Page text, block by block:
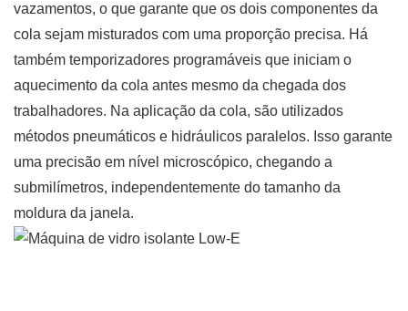
vazamentos, o que garante que os dois componentes da
cola sejam misturados com uma proporção precisa. Há
também temporizadores programáveis ​​que iniciam o
aquecimento da cola antes mesmo da chegada dos
trabalhadores. Na aplicação da cola, são utilizados
métodos pneumáticos e hidráulicos paralelos. Isso garante
uma precisão em nível microscópico, chegando a
submilímetros, independentemente do tamanho da
moldura da janela.